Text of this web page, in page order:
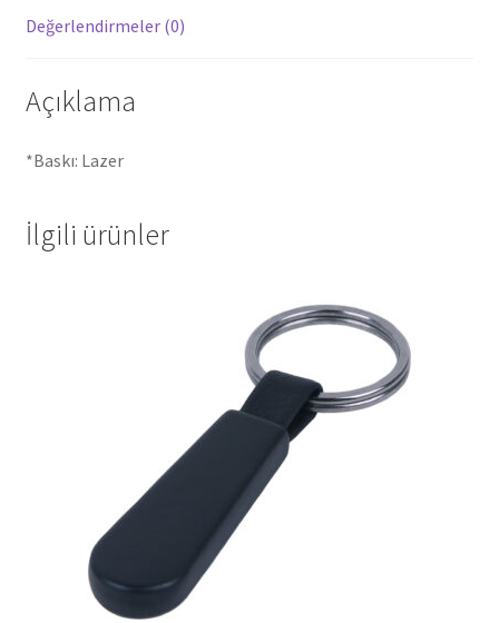
Değerlendirmeler (0)
Açıklama
*Baskı: Lazer
İlgili ürünler